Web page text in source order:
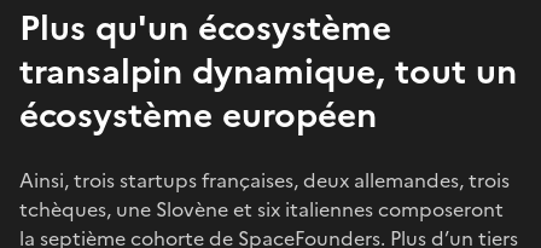
Plus qu'un écosystème
transalpin dynamique, tout un
écosystème européen
Ainsi, trois startups françaises, deux allemandes, trois
tchèques, une Slovène et six italiennes composeront
la septième cohorte de SpaceFounders. Plus d’un tiers